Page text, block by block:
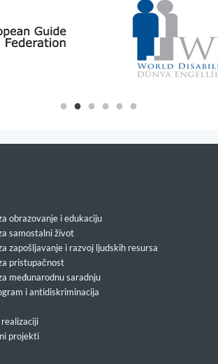
obrazovanje i edukaciju
samostalni život
zapošljavanje i razvoj ljudskih resursa
pristupačnost
međunarodnu saradnju
i antidiskriminacija
projekti